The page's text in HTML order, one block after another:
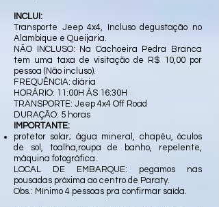
INCLUI:
Transporte Jeep 4x4, Incluso degustação no
Alambique e Queijaria.
NÃO INCLUSO: Na Cachoeira Pedra Branca
tem uma taxa de visitação de R$ 10,00 por
pessoa (Não incluso).
FREQUÊNCIA: diária
HORÁRIO: 11:00H ÀS 16:30H
TRANSPORTE: Jeep 4x4 Off Road
DURAÇÃO: 5 horas
IMPORTANTE:
protetor solar; água mineral, chapéu, óculos
de sol, toalha,roupa de banho, repelente,
máquina fotográfica.
LOCAL DE EMBARQUE: pegamos nas
pousadas próxima ao centro de Paraty.
Obs.: Mínimo 4 pessoas pra confirmar saída.